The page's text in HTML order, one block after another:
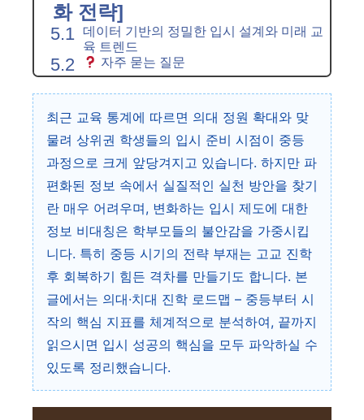
화 전략]
데이터 기반의 정밀한 입시 설계와 미래 교
육 트렌드
자주 묻는 질문
최근 교육 통계에 따르면 의대 정원 확대와 맞
물려 상위권 학생들의 입시 준비 시점이 중등
과정으로 크게 앞당겨지고 있습니다. 하지만 파
편화된 정보 속에서 실질적인 실천 방안을 찾기
란 매우 어려우며, 변화하는 입시 제도에 대한
정보 비대칭은 학부모들의 불안감을 가중시킵
니다. 특히 중등 시기의 전략 부재는 고교 진학
후 회복하기 힘든 격차를 만들기도 합니다. 본
글에서는 의대·치대 진학 로드맵 – 중등부터 시
작의 핵심 지표를 체계적으로 분석하여, 끝까지
읽으시면 입시 성공의 핵심을 모두 파악하실 수
있도록 정리했습니다.